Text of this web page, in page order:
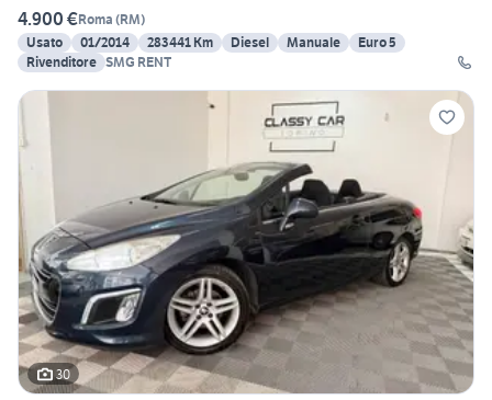
4.900 €Roma (RM)
Usato
01/2014 283441 Km Diesel Manuale
Euro 5
Rivenditore SMG RENT
30